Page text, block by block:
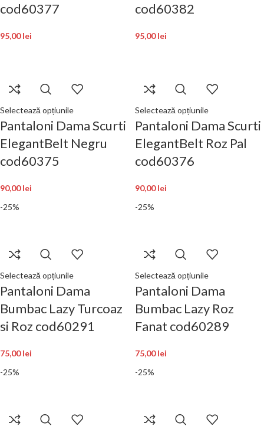
cod60377
95,00lei
cod60382
95,00lei
Selectează opțiunile
Pantaloni Dama Scurti
ElegantBelt Negru
cod60375
90,00lei
Selectează opțiunile
Pantaloni Dama Scurti
ElegantBelt Roz Pal
cod60376
90,00lei
-25%
Selectează opțiunile
Pantaloni Dama
Bumbac Lazy Turcoaz
si Roz cod60291
75,00lei
-25%
Selectează opțiunile
Pantaloni Dama
Bumbac Lazy Roz
Fanat cod60289
75,00lei
-25%
-25%